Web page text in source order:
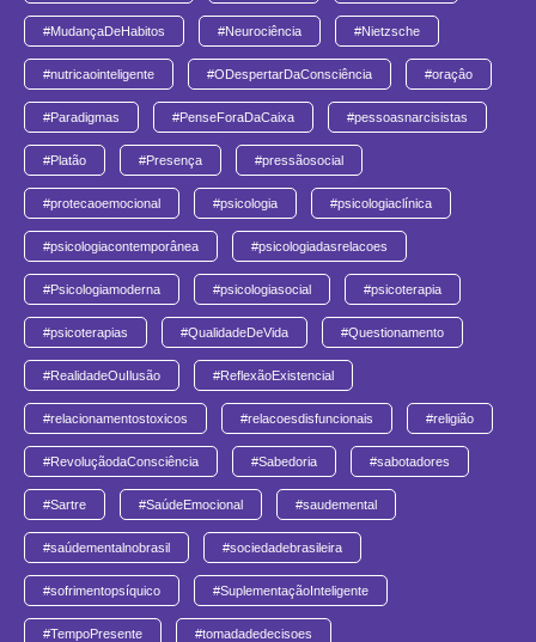
#MudançaDeHabitos #Neurociência #Nietzsche
#nutricaointeligente #ODespertarDaConsciência #oraçâo
#Paradigmas #PenseForaDaCaixa #pessoasnarcisistas
#Platão #Presença #pressãosocial
#protecaoemocional #psicologia #psicologiaclínica
#psicologiacontemporânea #psicologiadasrelacoes
#Psicologiamoderna #psicologiasocial #psicoterapia
#psicoterapias #QualidadeDeVida #Questionamento
#RealidadeOuIlusão #ReflexãoExistencial
#relacionamentostoxicos #relacoesdisfuncionais #religião
#RevoluçãodaConsciência #Sabedoria #sabotadores
#Sartre #SaúdeEmocional #saudemental
#saúdementalnobrasil #sociedadebrasileira
#sofrimentopsíquico #SuplementaçãoInteligente
#TempoPresente #tomadadedecisoes